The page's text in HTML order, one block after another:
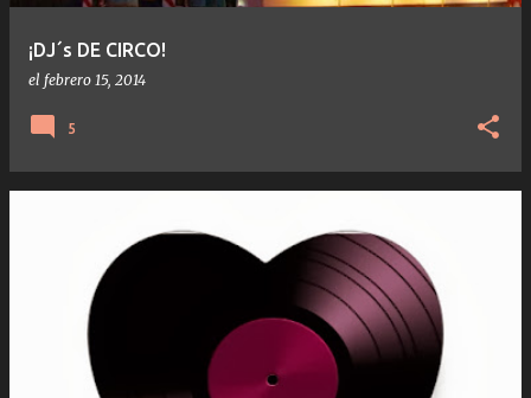
¡DJ´s DE CIRCO!
el febrero 15, 2014
5